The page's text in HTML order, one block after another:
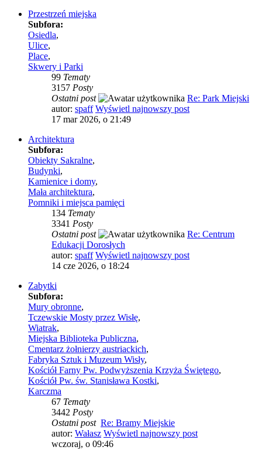
Przestrzeń miejska
Subfora:
Osiedla,
Ulice,
Place,
Skwery i Parki
99 Tematy
3157 Posty
Ostatni post
Re: Park Miejski
autor: spaff Wyświetl najnowszy post
17 mar 2026, o 21:49
Architektura
Subfora:
Obiekty Sakralne,
Budynki,
Kamienice i domy,
Mała architektura,
Pomniki i miejsca pamięci
134 Tematy
3341 Posty
Ostatni post
Re: Centrum
Edukacji Dorosłych
autor: spaff Wyświetl najnowszy post
14 cze 2026, o 18:24
Zabytki
Subfora:
Mury obronne,
Tczewskie Mosty przez Wisłę,
Wiatrak,
Miejska Biblioteka Publiczna,
Cmentarz żołnierzy austriackich,
Fabryka Sztuk i Muzeum Wisły,
Kościół Farny Pw. Podwyższenia Krzyża Świętego,
Kościół Pw. św. Stanisława Kostki,
Karczma
67 Tematy
3442 Posty
Ostatni post Re: Bramy Miejskie
autor: Wałasz Wyświetl najnowszy post
wczoraj, o 09:46